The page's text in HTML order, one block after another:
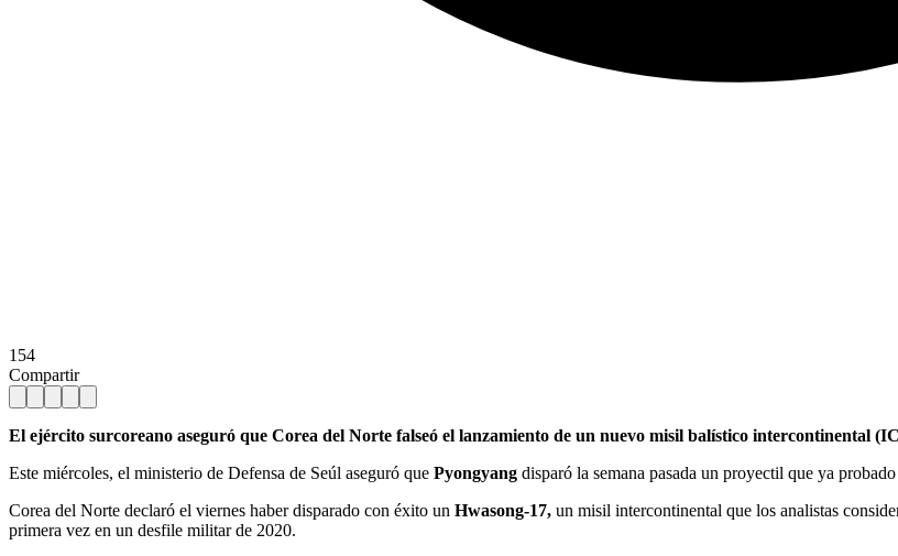
154
Compartir
El ejército surcoreano aseguró que Corea del Norte falseó el lanzamiento de un nuevo misil balístico intercontinental
Este miércoles, el ministerio de Defensa de Seúl aseguró que Pyongyang disparó la semana pasada un proyectil que ya
Corea del Norte declaró el viernes haber disparado con éxito un Hwasong-17, un misil intercontinental que los analistas
primera vez en un desfile militar de 2020.